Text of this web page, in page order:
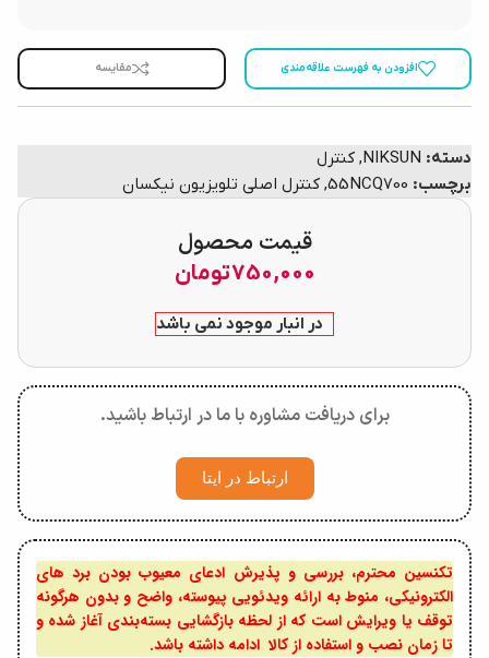
افزودن به فهرست علاقه‌مندی مقایسه
دسته: NIKSUN
, کنترل
برچسب: 55NCQ700
, کنترل اصلی تلویزیون نیکسان
قیمت محصول
750,000تومان
در انبار موجود نمی باشد
برای دریافت مشاوره با ما در ارتباط باشید.
ارتباط در ایتا
تکنسین محترم، بررسی و پذیرش ادعای معیوب بودن برد های
الکترونیکی، منوط به ارائه ویدئویی پیوسته، واضح و بدون هرگونه
توقف یا ویرایش است که از لحظه بازگشایی بسته‌بندی آغاز شده و
تا زمان نصب و استفاده از کالا ادامه داشته باشد.